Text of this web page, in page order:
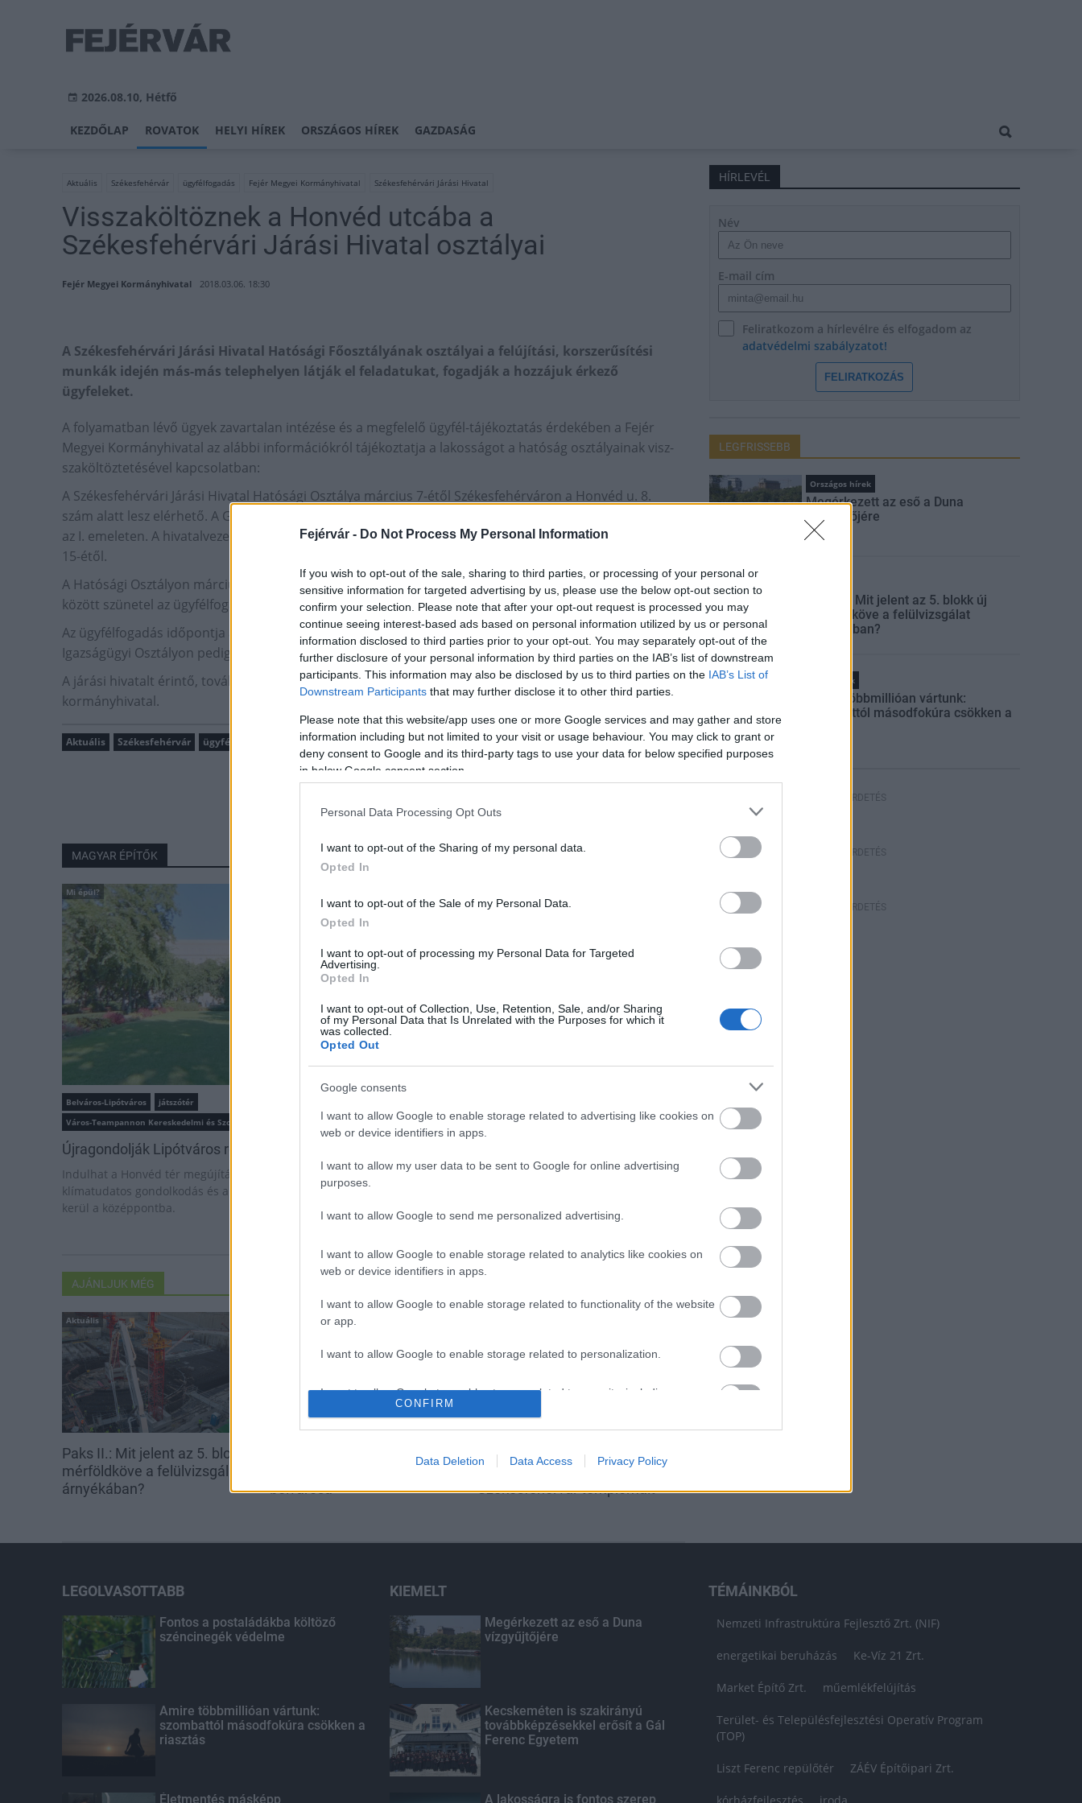
Fejérvár - Do Not Process My Personal Information
If you wish to opt-out of the sale, sharing to third parties, or processing of your personal or
sensitive information for targeted advertising by us, please use the below opt-out section to
confirm your selection. Please note that after your opt-out request is processed you may
continue seeing interest-based ads based on personal information utilized by us or personal
information disclosed to third parties prior to your opt-out. You may separately opt-out of the
further disclosure of your personal information by third parties on the IAB’s list of downstream
participants. This information may also be disclosed by us to third parties on the IAB’s List of
Downstream Participants that may further disclose it to other third parties.
Please note that this website/app uses one or more Google services and may gather and store
information including but not limited to your visit or usage behaviour. You may click to grant or
deny consent to Google and its third-party tags to use your data for below specified purposes
in below Google consent section.
Personal Data Processing Opt Outs
I want to opt-out of the Sharing of my personal data.
Opted In
I want to opt-out of the Sale of my Personal Data.
Opted In
I want to opt-out of processing my Personal Data for Targeted
Advertising.
Opted In
I want to opt-out of Collection, Use, Retention, Sale, and/or Sharing
of my Personal Data that Is Unrelated with the Purposes for which it
was collected.
Opted Out
Google consents
I want to allow Google to enable storage related to advertising like cookies on
web or device identifiers in apps.
I want to allow my user data to be sent to Google for online advertising
purposes.
I want to allow Google to send me personalized advertising.
I want to allow Google to enable storage related to analytics like cookies on
web or device identifiers in apps.
I want to allow Google to enable storage related to functionality of the website
or app.
I want to allow Google to enable storage related to personalization.
I want to allow Google to enable storage related to security, including
authentication functionality and fraud prevention, and other user protection.
CONFIRM
Data Deletion Data Access Privacy Policy
2026.08.10, Hétfő
KEZDŐLAP ROVATOK HELYI HÍREK ORSZÁGOS HÍREK GAZDASÁG
Aktuális Székesfehérvár ügyfélfogadás Fejér Megyei Kormányhivatal Székesfehérvári Járási Hivatal
Visszaköltöznek a Honvéd utcába a
Székesfehérvári Járási Hivatal osztályai
Fejér Megyei Kormányhivatal 2018.03.06. 18:30
A Székesfehérvári Járási Hivatal Hatósági Főosztályának osztályai a felújítási, korszerűsítési
munkák idején más-más telephelyen látják el feladatukat, fogadják a hozzájuk érkező
ügyfeleket.
A folyamatban lévő ügyek zavartalan intézése és a megfelelő ügyfél-tájékoztatás érdekében a Fejér
Megyei Kormányhivatal az alábbi információkról tájékoztatja a lakosságot a hatóság osztályainak visz-
szaköltöztetésével kapcsolatban:
A Székesfehérvári Járási Hivatal Hatósági Osztálya március 7-étől Székesfehérváron a Honvéd u. 8.
szám alatt lesz elérhető. A Gyámügyi és Igazságügyi Osztály 2018. március 14-étől kap helyet ugyanott,
az I. emeleten. A hivatalvezető és titkársága, valamint a Hatósági Főosztály főosztályvezetője március
15-étől.
A Hatósági Osztályon március 6-án, a Gyámügyi és Igazságügyi Osztályon március 9. és március 13.
között szünetel az ügyfélfogadás.
Az ügyfélfogadás időpontja a Hatósági Osztályon március 7. (szerda) 13:00-15:30, a Gyámügyi és
Igazságügyi Osztályon pedig március 14. (szerda) 13:00-15:30.
A járási hivatalt érintő, további változásokról az esedékessé válás előtt ad tájékoztatást a megyei
kormányhivatal.
Aktuális Székesfehérvár ügyfélfogadás Fejér Megyei Kormányhivatal Székesfehérvári Járási Hivatal
MAGYAR ÉPÍTŐK
Mi épül?
Belváros-Lipótváros
játszótér
Város-Teampannon Kereskedelmi és Szolgáltató Kft.
parkfelújítás
Újragondolják Lipótváros rejtett, zöld parkját
Indulhat a Honvéd tér megújításának tervezése, ahol a
klímatudatos gondolkodás és a helyi identitás erősítése
kerül a középpontba.
köve mesél – megújul a tatai
Új gyalogosátkelők és jelzőlámpás
Hódmezővásárhely jó hírű
AJÁNLJUK MÉG
Aktuális
Paks II.: Mit jelent az 5. blokk új
mérföldköve a felülvizsgálat
árnyékában?
belvárosa
Harmonia Albensis: négy nyári
koncerttel tölti meg
Székesfehérvár templomait
HÍRLEVÉL
Név
E-mail cím
Feliratkozom a hírlevélre és elfogadom az
adatvédelmi szabályzatot!
FELIRATKOZÁS
LEGFRISSEBB
Országos hírek
Megérkezett az eső a Duna
vízgyűjtőjére
Paks II.: Mit jelent az 5. blokk új
mérföldköve a felülvizsgálat
árnyékában?
Helyi hírek
Amire többmillióan vártunk:
szombattól másodfokúra csökken a
HIRDETÉS
HIRDETÉS
HIRDETÉS
LEGOLVASOTTABB
Fontos a postaládákba költöző
széncinegék védelme
Amire többmillióan vártunk:
szombattól másodfokúra csökken a
riasztás
Életmentés másképp
KIEMELT
Megérkezett az eső a Duna
vízgyűjtőjére
Kecskeméten is szakirányú
továbbképzésekkel erősít a Gál
Ferenc Egyetem
A lakosságra is fontos szerep
TÉMÁINKBÓL
Nemzeti Infrastruktúra Fejlesztő Zrt. (NIF)
energetikai beruházás Ke-Víz 21 Zrt.
Market Építő Zrt. műemlékfelújítás
Terület- és Településfejlesztési Operatív Program
(TOP)
Liszt Ferenc repülőtér ZÁÉV Építőipari Zrt.